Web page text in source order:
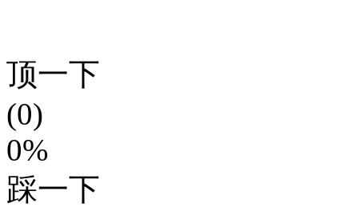
顶一下
(0)
0%
踩一下